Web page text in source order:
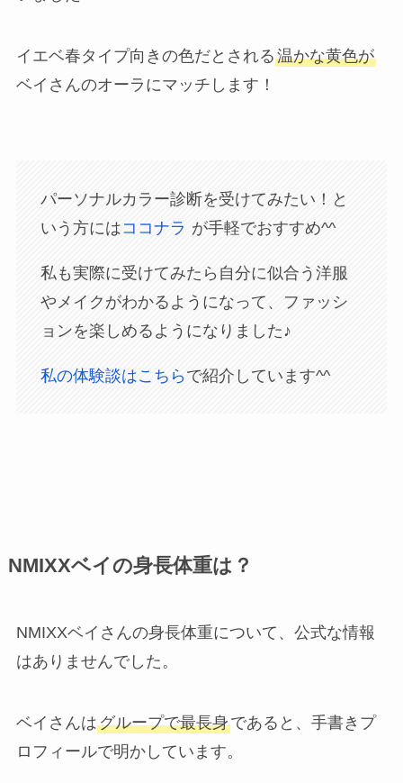
イエベ春タイプ向きの色だとされる温かな黄色が
ベイさんのオーラにマッチします！
パーソナルカラー診断を受けてみたい！と
いう方にはココナラ が手軽でおすすめ^^
私も実際に受けてみたら自分に似合う洋服
やメイクがわかるようになって、ファッシ
ョンを楽しめるようになりました♪
私の体験談はこちらで紹介しています^^
NMIXXベイの身長体重は？
NMIXXベイさんの身長体重について、公式な情報
はありませんでした。
ベイさんはグループで最長身であると、手書きプ
ロフィールで明かしています。